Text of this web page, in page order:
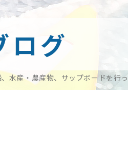
ログ
水産・農産物、サップボードを行っ